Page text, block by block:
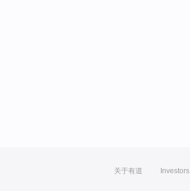
关于有道 Investors